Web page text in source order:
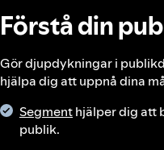
Förstå din
Gör djupdykningar i
hjälpa dig att uppnå dina
Segmenthjälper dig att
publik.